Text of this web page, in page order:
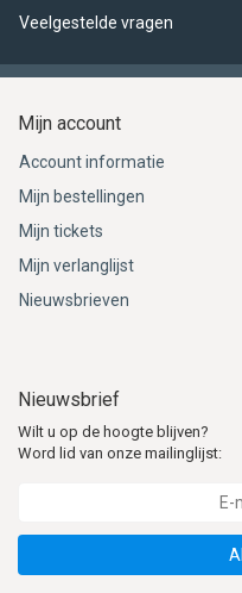
worden gesteld voor
inhoud van deze site is
samengesteld.
niet uitsluiten dat
onvolledig is.
voor tik-, zet- en
verkeerde verkoopprijs
door
Veelgestelde vragen
Mijn account
Account informatie
Mijn bestellingen
Mijn tickets
Mijn verlanglijst
Nieuwsbrieven
Nieuwsbrief
Wilt u op de hoogte blijven?
Word lid van onze mailinglijst: